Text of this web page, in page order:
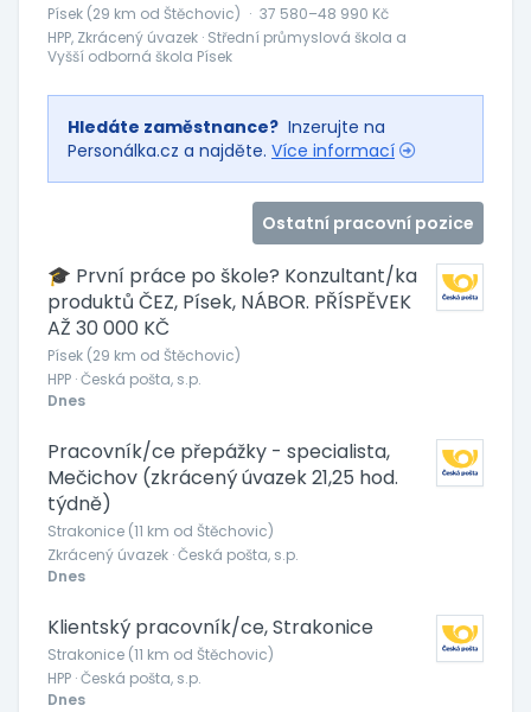
Písek (29 km od Štěchovic) · 37 580–48 990 Kč
HPP, Zkrácený úvazek · Střední průmyslová škola a
Vyšší odborná škola Písek
Hledáte zaměstnance? Inzerujte na
Personálka.cz a najděte. Více informací
Ostatní pracovní pozice
🎓 První práce po škole? Konzultant/ka
produktů ČEZ, Písek, NÁBOR. PŘÍSPĚVEK
AŽ 30 000 KČ
Písek (29 km od Štěchovic)
HPP · Česká pošta, s.p.
Dnes
Pracovník/ce přepážky - specialista,
Mečichov (zkrácený úvazek 21,25 hod.
týdně)
Strakonice (11 km od Štěchovic)
Zkrácený úvazek · Česká pošta, s.p.
Dnes
Klientský pracovník/ce, Strakonice
Strakonice (11 km od Štěchovic)
HPP · Česká pošta, s.p.
Dnes